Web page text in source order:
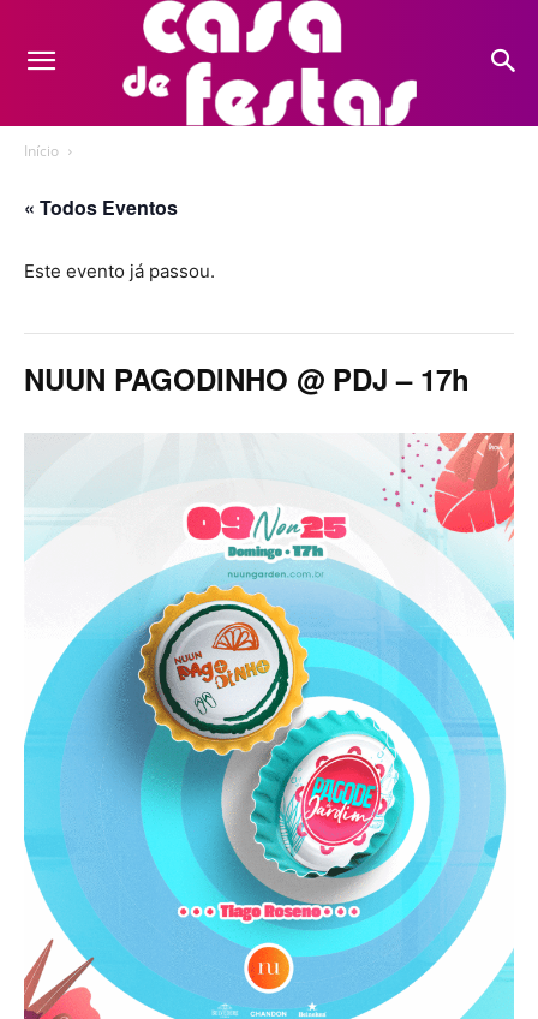
Início
« Todos Eventos
Este evento já passou.
NUUN PAGODINHO @ PDJ – 17h